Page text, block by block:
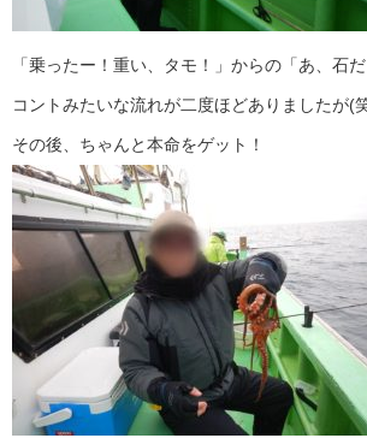
「乗ったー！重い、タモ！」からの「あ、石
コントみたいな流れが二度ほどありましたが(
その後、ちゃんと本命をゲット！